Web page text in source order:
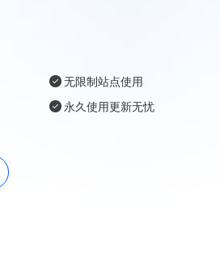
无限制站点使用
永久使用更新无忧